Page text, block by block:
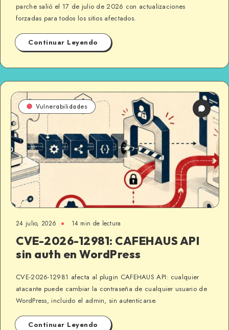
parche salió el 17 de julio de 2026 con actualizaciones
forzadas para todos los sitios afectados.
Continuar Leyendo
Vulnerabilidades
24 julio, 2026 14 min de lectura
CVE-2026-12981: CAFEHAUS API
sin auth en WordPress
CVE-2026-12981 afecta al plugin CAFEHAUS API: cualquier
atacante puede cambiar la contraseña de cualquier usuario de
WordPress, incluido el admin, sin autenticarse.
Continuar Leyendo